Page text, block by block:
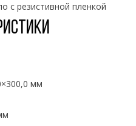
с резистивной пленкой
мм